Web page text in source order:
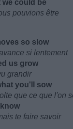
we could be
pouvions être
so slow
si lentement
us grow
grandir
you'll sow
que ce que l'on
te faire savoir